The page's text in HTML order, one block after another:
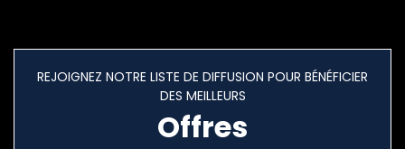
REJOIGNEZ NOTRE LISTE DE DIFFUSION POUR BÉNÉFICIER
DES MEILLEURS
Offres